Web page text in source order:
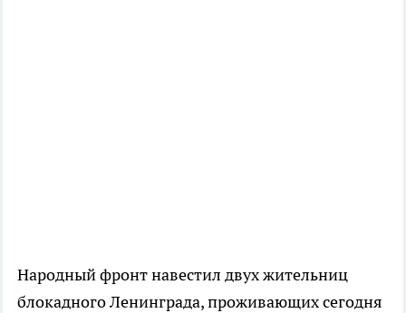
Народный фронт навестил двух жительниц
блокадного Ленинграда, проживающих сегодня